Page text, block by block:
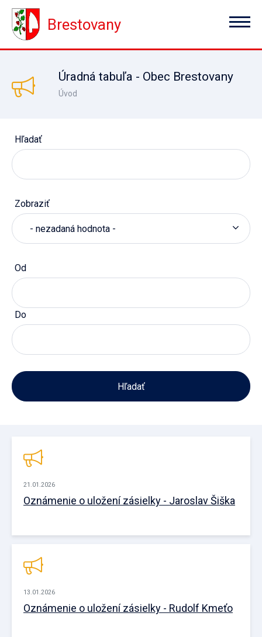
Brestovany
Úradná tabuľa - Obec Brestovany
Úvod
Hľadať
Zobraziť
- nezadaná hodnota -
Od
Do
21.01.2026
Oznámenie o uložení zásielky - Jaroslav Šiška
13.01.2026
Oznámenie o uložení zásielky - Rudolf Kmeťo